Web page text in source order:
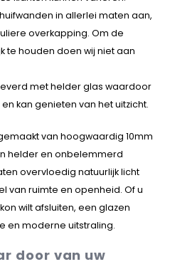
in allerlei maten aan,
overkapping. Om de
te houden doen wij niet aan
met helder glas waardoor
kan genieten van het uitzicht.
van hoogwaardig 10mm
helder en onbelemmerd
overvloedig natuurlijk licht
van ruimte en openheid. Of u
wilt afsluiten, een glazen
en moderne uitstraling.
door van uw